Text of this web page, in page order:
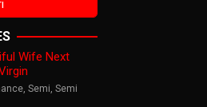
Wife Next
Semi Semi